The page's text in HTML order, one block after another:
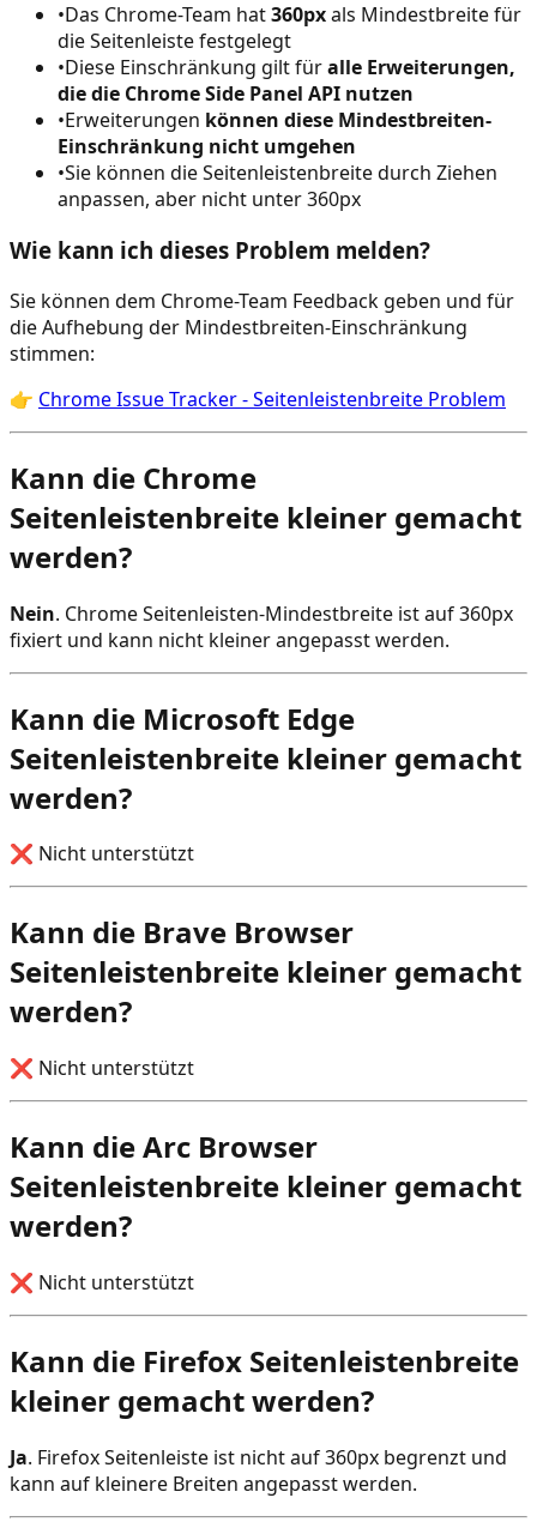
•Das Chrome-Team hat360pxals Mindestbreite für
die Seitenleiste festgelegt
•Diese Einschränkung gilt füralle Erweiterungen,
die die Chrome Side Panel API nutzen
•Erweiterungen können diese Mindestbreiten-
Einschränkung nicht umgehen
•Sie können die Seitenleistenbreite durch Ziehen
anpassen, aber nicht unter 360px
Wie kann ich dieses Problem melden?
Sie können dem Chrome-Team Feedback geben und für
die Aufhebung der Mindestbreiten-Einschränkung
stimmen:
👉 Chrome Issue Tracker - Seitenleistenbreite Problem
Kann die Chrome
Seitenleistenbreite kleiner gemacht
werden?
Nein. Chrome Seitenleisten-Mindestbreite ist auf 360px
fixiert und kann nicht kleiner angepasst werden.
Kann die Microsoft Edge
Seitenleistenbreite kleiner gemacht
werden?
❌ Nicht unterstützt
Kann die Brave Browser
Seitenleistenbreite kleiner gemacht
werden?
❌ Nicht unterstützt
Kann die Arc Browser
Seitenleistenbreite kleiner gemacht
werden?
❌ Nicht unterstützt
Kann die Firefox Seitenleistenbreite
kleiner gemacht werden?
Ja. Firefox Seitenleiste ist nicht auf 360px begrenzt und
kann auf kleinere Breiten angepasst werden.